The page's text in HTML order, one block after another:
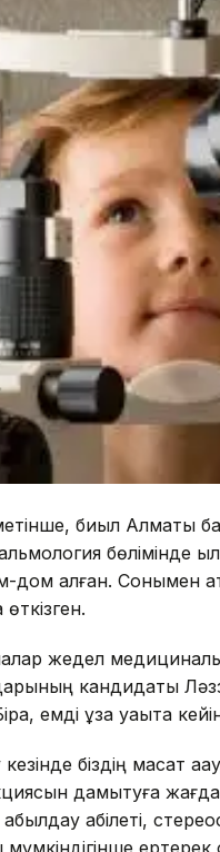
биыл Алматы
бөлімінде
дом алған. Сонымен
жедел
кандидаты
емді ұзақ уақытқа
біздің мақсат
дамытуға
қабілеті,